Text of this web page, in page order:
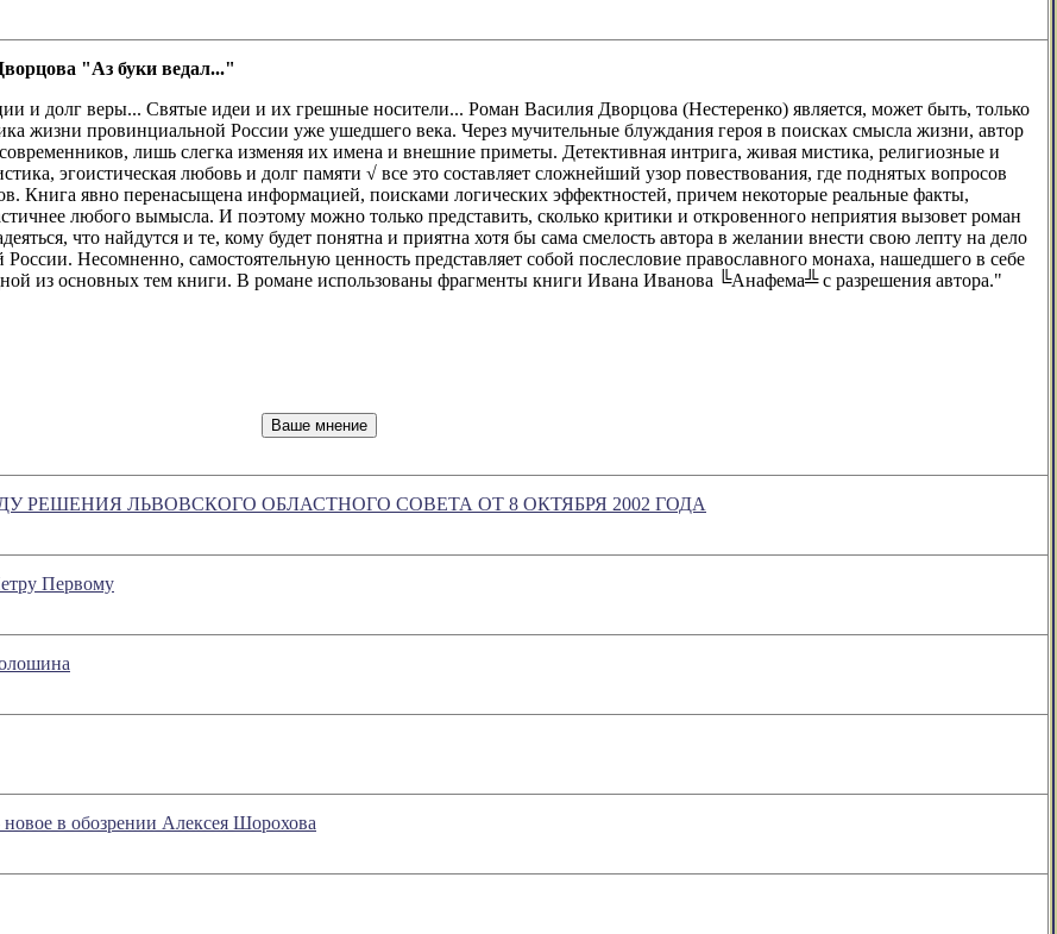
"Аз буки ведал..."
и долг веры... Святые идеи и их грешные носители... Роман Василия Дворцова (Нестеренко) является, может быть, только
жизни провинциальной России уже ушедшего века. Через мучительные блуждания героя в поисках смысла жизни, автор
лишь слегка изменяя их имена и внешние приметы. Детективная интрига, живая мистика, религиозные и
эгоистическая любовь и долг памяти √ все это составляет сложнейший узор повествования, где поднятых вопросов
Книга явно перенасыщена информацией, поисками логических эффектностей, причем некоторые реальные факты,
любого вымысла. И поэтому можно только представить, сколько критики и откровенного неприятия вызовет роман
что найдутся и те, кому будет понятна и приятна хотя бы сама смелость автора в желании внести свою лепту на дело
Несомненно, самостоятельную ценность представляет собой послесловие православного монаха, нашедшего в себе
из основных тем книги. В романе использованы фрагменты книги Ивана Иванова ╚Анафема╩ с разрешения автора."
РЕШЕНИЯ ЛЬВОВСКОГО ОБЛАСТНОГО СОВЕТА ОТ 8 ОКТЯБРЯ 2002 ГОДА
Первому
в обозрении Алексея Шорохова